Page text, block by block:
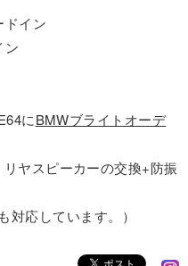
ドイン
ン
にBMWブライトオーデ
ヤスピーカーの交換+防振
対応しています。）